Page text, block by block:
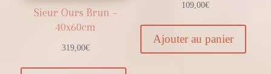
Sieur Ours Brun –
40x60cm
319,00€
109,00€
Ajouter au panier